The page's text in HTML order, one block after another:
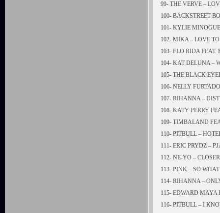
99- THE VERVE –
100- BACKSTREET
101- KYLIE
102- MIKA – LOVE
103- FLO RIDA
104- KAT DELUNA –
105- THE BLACK
106- NELLY
107- RIHANNA –
108- KATY PERRY
109- TIMBALAND
110- PITBULL –
111- ERIC PRYDZ –
112- NE-YO – CLOSER
113- PINK – SO WHAT
114- RIHANNA –
115- EDWARD MAYA
116- PITBULL – I